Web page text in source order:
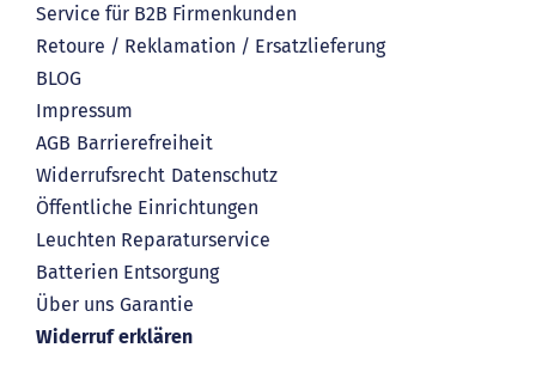
Service für B2B Firmenkunden
Retoure / Reklamation / Ersatzlieferung
BLOG
Impressum
AGB Barrierefreiheit
Widerrufsrecht Datenschutz
Öffentliche Einrichtungen
Leuchten Reparaturservice
Batterien Entsorgung
Über uns Garantie
Widerruf erklären